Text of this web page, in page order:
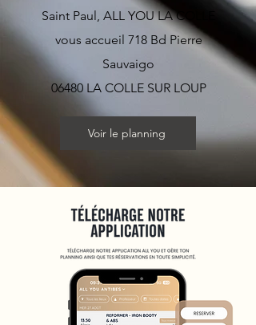
Saint Paul, ALL YOU LA COLLE
vous accueil 718 Bd Pierre
Sauvaigo
06480 LA COLLE SUR LOUP
Voir le planning